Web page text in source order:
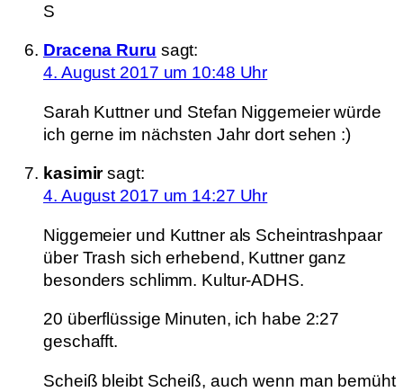
S
Dracena Ruru sagt:
4. August 2017 um 10:48 Uhr
Sarah Kuttner und Stefan Niggemeier würde
ich gerne im nächsten Jahr dort sehen :)
kasimir sagt:
4. August 2017 um 14:27 Uhr
Niggemeier und Kuttner als Scheintrashpaar
über Trash sich erhebend, Kuttner ganz
besonders schlimm. Kultur-ADHS.
20 überflüssige Minuten, ich habe 2:27
geschafft.
Scheiß bleibt Scheiß, auch wenn man bemüht